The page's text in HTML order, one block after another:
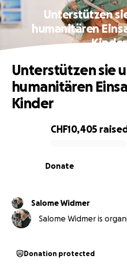
Unterstützen
humanitären
Kinder
0% complete
CHF10,405
Donate
Unterstützen sie
humanitären
Kinder
Salome Widmer
Salome Widmer is
Donation protected